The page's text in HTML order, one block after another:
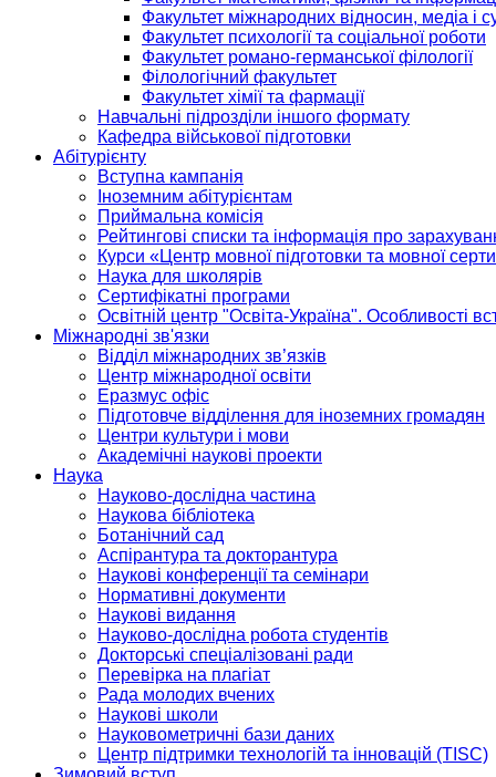
Факультет міжнародних відносин, медіа і
Факультет психології та соціальної роботи
Факультет романо-германської філології
Філологічний факультет
Факультет хімії та фармації
Навчальні підрозділи іншого формату
Кафедра військової підготовки
Абітурієнту
Вступна кампанія
Іноземним абітурієнтам
Приймальна комісія
Рейтингові списки та інформація про
Курси «Центр мовної підготовки та мовної
Наука для школярів
Сертифікатні програми
Освітній центр "Освіта-Україна". Особливості
Міжнародні зв'язки
Відділ міжнародних зв’язків
Центр міжнародної освіти
Еразмус офіс
Підготовче відділення для іноземних громадян
Центри культури і мови
Академічні наукові проекти
Наука
Науково-дослідна частина
Наукова бібліотека
Ботанічний сад
Аспірантура та докторантура
Наукові конференції та семінари
Нормативні документи
Наукові видання
Науково-дослідна робота студентів
Докторські спеціалізовані ради
Перевірка на плагіат
Рада молодих вчених
Наукові школи
Науковометричні бази даних
Центр підтримки технологій та інновацій (TISC)